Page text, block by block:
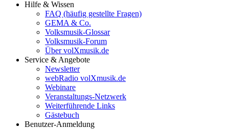
Hilfe & Wissen
FAQ (häufig gestellte Fragen)
GEMA & Co.
Volksmusik-Glossar
Volksmusik-Forum
Über volXmusik.de
Service & Angebote
Newsletter
webRadio volXmusik.de
Webinare
Veranstaltungs-Netzwerk
Weiterführende Links
Gästebuch
Benutzer-Anmeldung